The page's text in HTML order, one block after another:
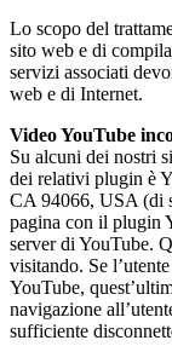
Lo scopo del
sito web e di
servizi associati
web e di Internet.
Video YouTube
Su alcuni dei nostri
dei relativi plugin è
CA 94066, USA (di
pagina con il plugin
server di YouTube.
visitando. Se
YouTube,
navigazione
sufficiente